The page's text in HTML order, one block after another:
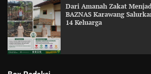
Dari Amanah Zakat
BAZNAS Karawang
14 Keluarga